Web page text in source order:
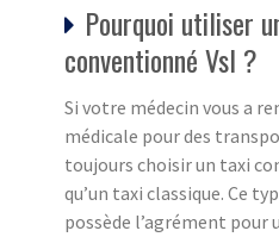
Pourquoi utiliser
conventionné Vsl ?
Si votre médecin vous a
médicale pour des
toujours choisir un taxi
qu’un taxi classique. Ce
possède l’agrément